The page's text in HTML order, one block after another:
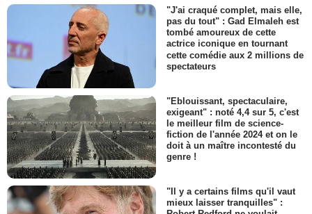
"J'ai craqué complet, mais elle,
pas du tout" : Gad Elmaleh est
tombé amoureux de cette
actrice iconique en tournant
cette comédie aux 2 millions de
spectateurs
"Eblouissant, spectaculaire,
exigeant" : noté 4,4 sur 5, c'est
le meilleur film de science-
fiction de l'année 2024 et on le
doit à un maître incontesté du
genre !
"Il y a certains films qu'il vaut
mieux laisser tranquilles" :